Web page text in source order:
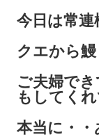
今日は常
クエから
ご夫婦で
もしてく
本当に・